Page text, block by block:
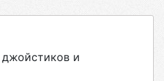
джойстиков и